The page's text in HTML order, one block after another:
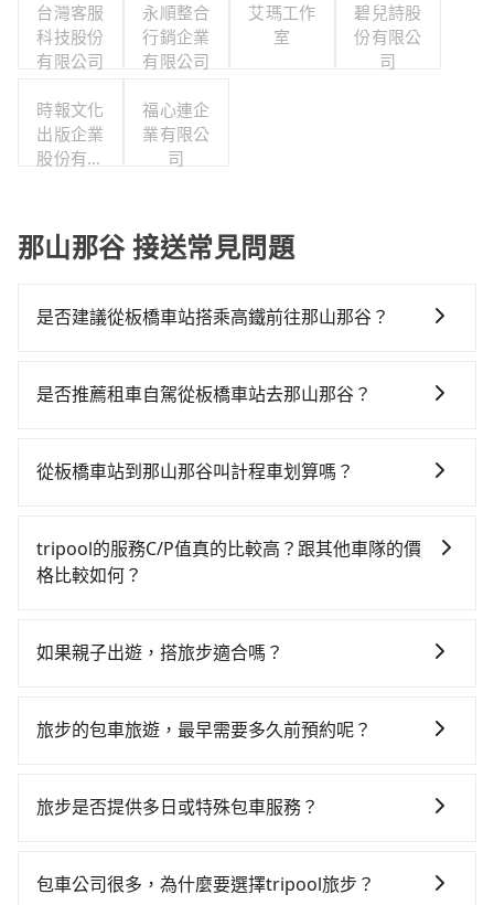
台灣客服
科技股份
有限公司
永順整合
行銷企業
有限公司
艾瑪工作
室
碧兒詩股
份有限公
司
時報文化
出版企業
股份有限
會
福心連企
業有限公
司
那山那谷 接送常見問題
是否建議從板橋車站搭乘高鐵前往那山那谷？
貴、費時！板橋-南港雖然一天最多時有92班車次，從最
步行進入高鐵站約10分鐘，現場買票或月台等車時間約
等待車站前排班的計程車，搭上小黃後約花100分鐘、車
費2,600元後，抵達那山那谷 (宜蘭縣南澳鄉) 的目的地。
tripool並到府專車接送，則每人平均花費約1,360元，
轉乘與等車上，現在還不馬上來預約tripool！如果你是
是否推薦租車自駕從板橋車站去那山那谷？
時不需要閉目養神（因為要自己開車），最重要的是你
$115~205承租小轎車，每公里再額外加收$3.2，從板橋
車站到那山那谷的花費預估為$1,600~2,150（金額差異
估進去，但額外的汽車保險與可能的罰單都需自付。再
數超過四位，更是沒有較大的七人座或九人座可供選
修理，每一次租車都好像在開樂透一樣。另外，偶爾也
車或者要載其他乘客的人來說就有不小的風險。最後，
從板橋車站到那山那谷叫計程車划算嗎？
灣大車隊、Uber、Line Taxi、Yoxi等，如果在路邊攔不
到車，也可考慮打電話至板橋車站附近的計程車隊，如
但如改預約tripool可省高達$600。但如果要考慮到回
倍。雖然板橋車站到那山那谷的跳表小黃可能較為便
$1,900。
tripool的服務C/P值真的比較高？跟其他車隊的價
格比較如何？
市場上稍具規模且合法經營的業者，有以短程與城市為
KKDAY、KLOOK、叫車吧等。tripool旅步專注在長程
高效的車輛調度能力，能以市價7~8折提供專車到府服
如果親子出遊，搭旅步適合嗎？
椅及兒童用增高墊供您選購(租借300元/個)，讓您和孩子
旅步的包車旅遊，最早需要多久前預約呢？
提供早鳥優惠，您越早預訂就能享有更優惠的價格。所
旅步是否提供多日或特殊包車服務？
專人回覆您。
包車公司很多，為什麼要選擇tripool旅步？